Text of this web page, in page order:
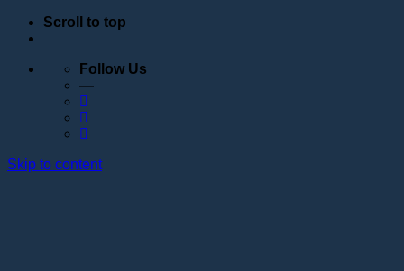
Scroll to top
Follow Us
—
Skip to content